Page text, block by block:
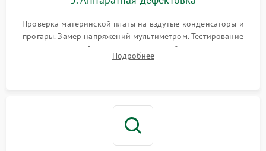
Проверка материнской платы на вздутые конденсаторы и
прогары. Замер напряжений мультиметром. Тестирование
оперативной памяти и накопителей с помощью
диагностического ПО для выявления сбойных секторов и
Подробнее